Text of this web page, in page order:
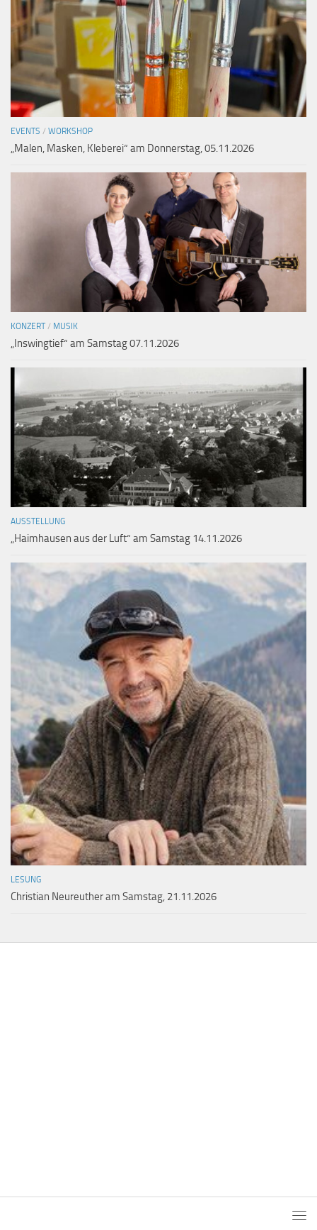
EVENTS / WORKSHOP
„Malen, Masken, Kleberei“ am Donnerstag, 05.11.2026
KONZERT/ MUSIK
„Inswingtief“ am Samstag 07.11.2026
AUSSTELLUNG
„Haimhausen aus der Luft“ am Samstag 14.11.2026
LESUNG
Christian Neureuther am Samstag, 21.11.2026